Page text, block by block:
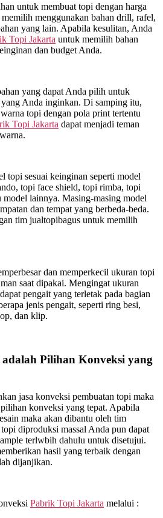
untuk membuat topi dengan harga
menggunakan bahan drill, rafel,
yang lain. Apabila kesulitan, Anda
Topi Jakarta untuk memilih bahan
dan budget Anda.
yang dapat Anda pilih untuk
yang Anda inginkan. Di samping itu,
topi dengan pola print tertentu
Topi Jakarta dapat menjadi teman
topi sesuai keinginan seperti model
topi face shield, topi rimba, topi
model lainnya. Masing-masing model
dan tempat yang berbeda-beda.
tim jualtopibagus untuk memilih
dan memperkecil ukuran topi
saat dipakai. Mengingat ukuran
pengait yang terletak pada bagian
jenis pengait, seperti ring besi,
dan klip.
adalah Pilihan Konveksi yang
jasa konveksi pembuatan topi maka
konveksi yang tepat. Apabila
maka akan dibantu oleh tim
diproduksi massal Anda pun dapat
terlwbih dahulu untuk disetujui.
hasil yang terbaik dengan
dijanjikan.
Pabrik Topi Jakarta melalui :